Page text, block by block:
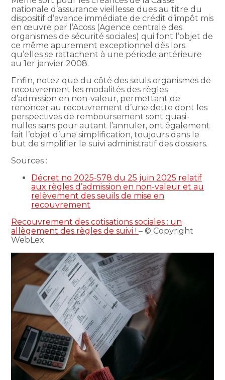
nationale d’assurance vieillesse dues au titre du
dispositif d’avance immédiate de crédit d’impôt mis
en œuvre par l’Acoss (Agence centrale des
organismes de sécurité sociales) qui font l’objet de
ce même apurement exceptionnel dès lors
qu’elles se rattachent à une période antérieure
au 1er janvier 2008.
Enfin, notez que du côté des seuls organismes de
recouvrement les modalités des règles
d’admission en non-valeur, permettant de
renoncer au recouvrement d’une dette dont les
perspectives de remboursement sont quasi-
nulles sans pour autant l’annuler, ont également
fait l’objet d’une simplification, toujours dans le
but de simplifier le suivi administratif des dossiers.
Sources :
Décret no 2025-578 du 25 juin 2025 relatif
aux règles d’admission en non-valeur et au
relèvement des seuils de mise en
recouvrement
Recouvrement des cotisations sociales : un
allègement des règles de suivi !– © Copyright
WebLex